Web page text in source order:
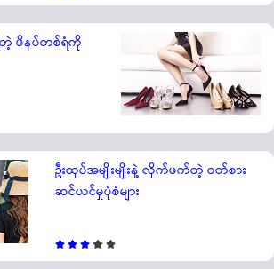
ဖိနပ်တစ်ရံကို
ဦးထုပ်အမျိုးမျိုးနဲ့ လိုက်ဖက်တဲ့ ဝတ်စား
ဆင်ယင်မှုပုံစံများ